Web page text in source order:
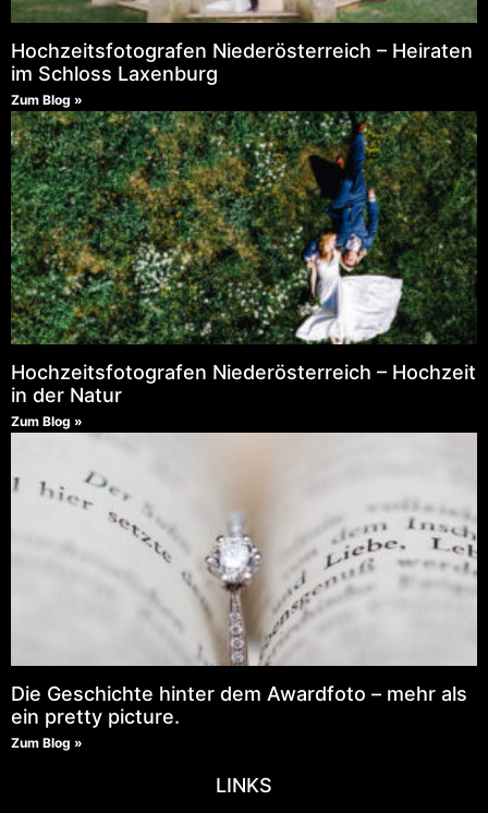
Hochzeitsfotografen Niederösterreich – Heiraten
im Schloss Laxenburg
Zum Blog »
Hochzeitsfotografen Niederösterreich – Hochzeit
in der Natur
Zum Blog »
Die Geschichte hinter dem Awardfoto – mehr als
ein pretty picture.
Zum Blog »
LINKS